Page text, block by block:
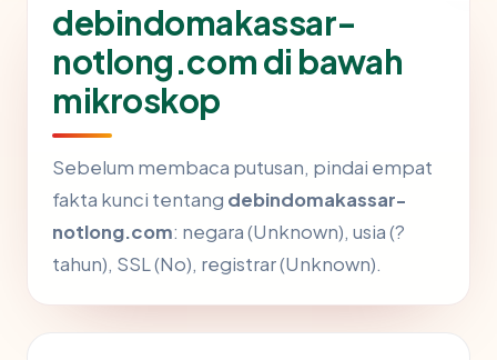
debindomakassar-
notlong.com di bawah
mikroskop
Sebelum membaca putusan, pindai empat
fakta kunci tentang debindomakassar-
notlong.com: negara (Unknown), usia (?
tahun), SSL (No), registrar (Unknown).